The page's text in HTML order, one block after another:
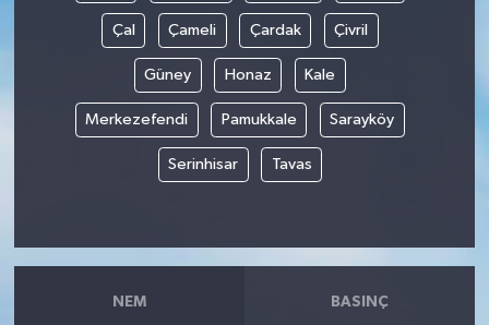
Çal Çameli Çardak Çivril
Güney Honaz Kale
Merkezefendi Pamukkale Sarayköy
Serinhisar Tavas
NEM BASINÇ